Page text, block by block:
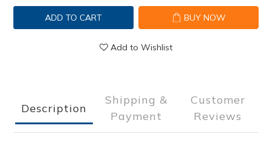
ADD TO CART BUY NOW
Add to Wishlist
Description
Shipping &
Payment
Customer
Reviews